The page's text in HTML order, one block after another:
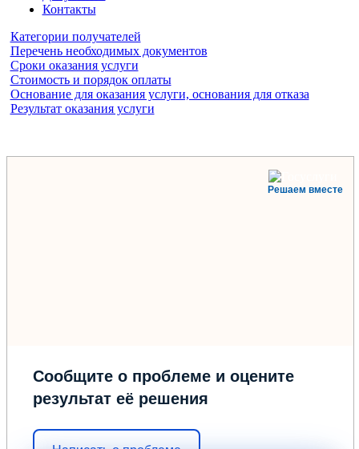
Контакты
Категории получателей
Перечень необходимых документов
Сроки оказания услуги
Стоимость и порядок оплаты
Основание для оказания услуги, основания для отказа
Результат оказания услуги
Решаем вместе
Сообщите о проблеме и оцените
результат её решения